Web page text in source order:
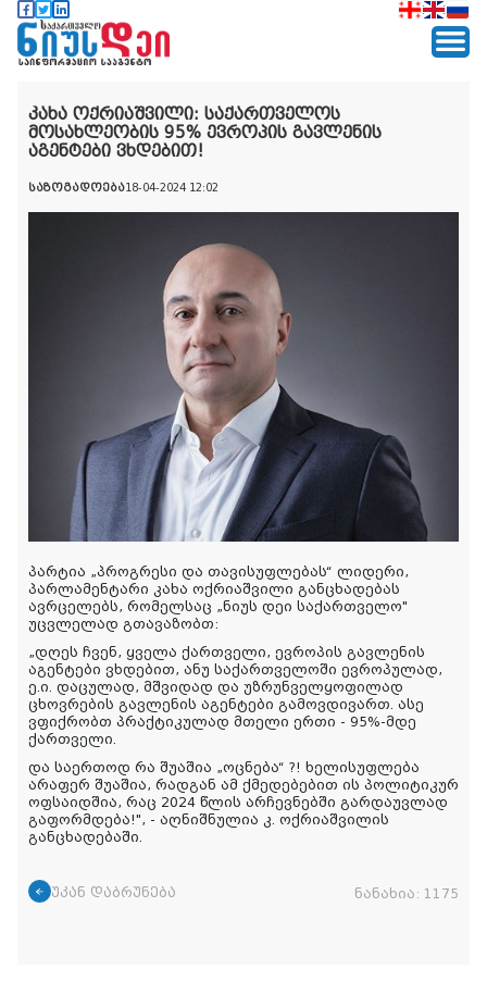
კახა ოქრიაშვილი: საქართველოს
მოსახლეობის 95% ევროპის გავლენის
აგენტები ვხდებით!
საზოგადოება18-04-2024 12:02
პარტია „პროგრესი და თავისუფლებას“ ლიდერი,
პარლამენტარი კახა ოქრიაშვილი განცხადებას
ავრცელებს, რომელსაც „ნიუს დეი საქართველო"
უცვლელად გთავაზობთ:
„დღეს ჩვენ, ყველა ქართველი, ევროპის გავლენის
აგენტები ვხდებით, ანუ საქართველოში ევროპულად,
ე.ი. დაცულად, მშვიდად და უზრუნველყოფილად
ცხოვრების გავლენის აგენტები გამოვდივართ. ასე
ვფიქრობთ პრაქტიკულად მთელი ერთი - 95%-მდე
ქართველი.
და საერთოდ რა შუაშია „ოცნება“ ?! ხელისუფლება
არაფერ შუაშია, რადგან ამ ქმედებებით ის პოლიტიკურ
ოფსაიდშია, რაც 2024 წლის არჩევნებში გარდაუვლად
გაფორმდება!", - აღნიშნულია კ. ოქრიაშვილის
განცხადებაში.
უკან დაბრუნება ნანახია: 1175